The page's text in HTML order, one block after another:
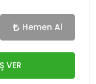
Hemen Al
VER